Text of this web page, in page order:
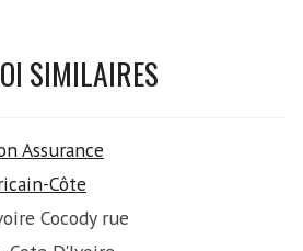
SIMILAIRES
Assurance
Côte
Cocody rue